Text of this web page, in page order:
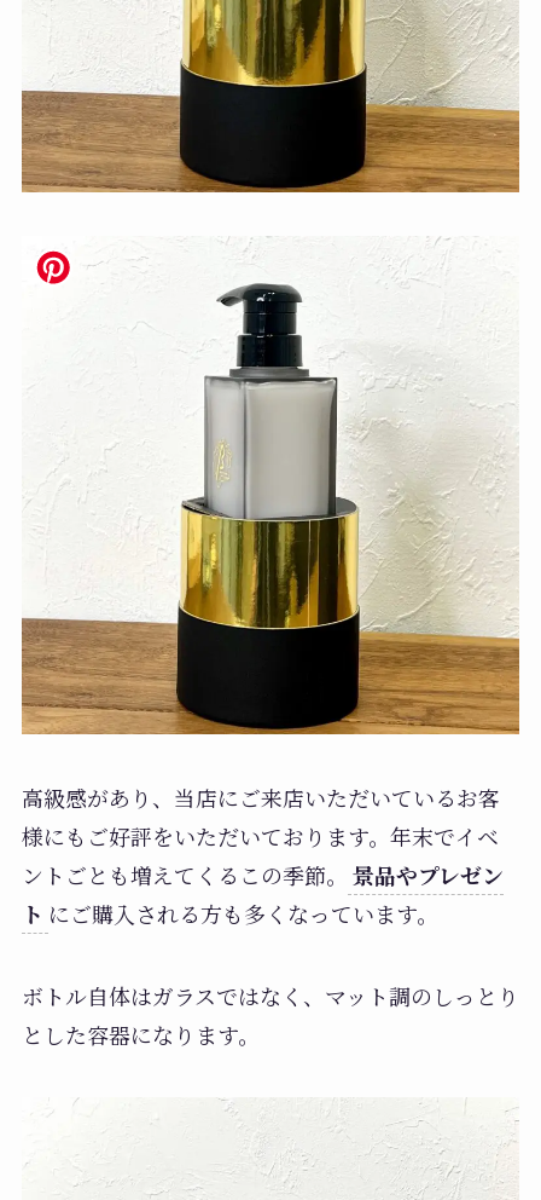
高級感があり、当店にご来店いただいているお客
様にもご好評をいただいております。年末でイベ
ントごとも増えてくるこの季節。
景品やプレゼン
ト にご購入される方も多くなっています。
ボトル自体はガラスではなく、マット調のしっとり
とした容器になります。